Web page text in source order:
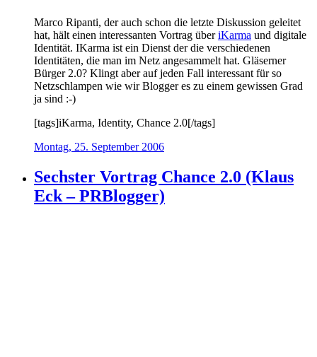
Marco Ripanti, der auch schon die letzte Diskussion geleitet
hat, hält einen interessanten Vortrag überiKarma und digitale
Identität. IKarma ist ein Dienst der die verschiedenen
Identitäten, die man im Netz angesammelt hat. Gläserner
Bürger 2.0? Klingt aber auf jeden Fall interessant für so
Netzschlampen wie wir Blogger es zu einem gewissen Grad
ja sind :-)
[tags]iKarma, Identity, Chance 2.0[/tags]
Montag, 25. September 2006
Sechster Vortrag Chance 2.0 (Klaus
Eck – PRBlogger)